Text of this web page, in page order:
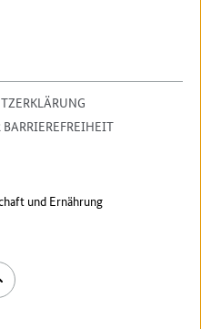
und Ernährung